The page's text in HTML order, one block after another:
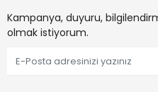
Kampanya, duyuru,
olmak istiyorum.